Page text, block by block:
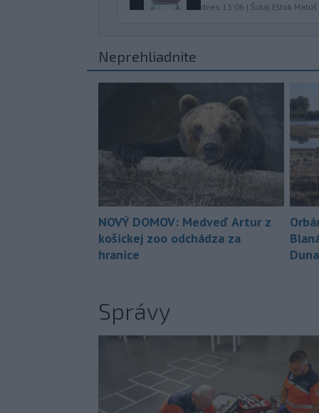
dnes 13:06 | Šutaj Eštok Matúš
Neprehliadnite
NOVÝ DOMOV: Medveď Artur z
košickej zoo odchádza za
hranice
Správy